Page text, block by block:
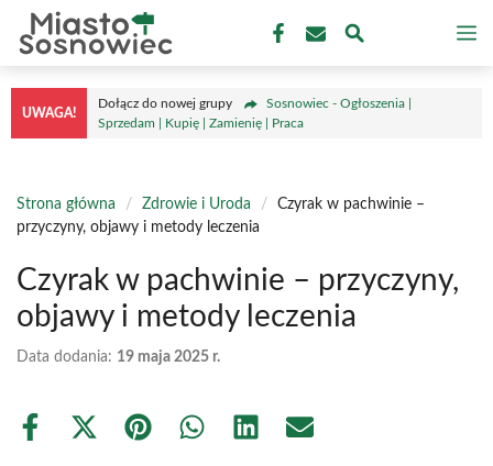
Przejdź
treści
UWAGA!
Dołącz do nowej grupy
Sosnowiec - Ogłoszenia |
Sprzedam | Kupię | Zamienię | Praca
Strona główna / Zdrowie i Uroda /
Czyrak w pachwinie –
przyczyny, objawy i metody leczenia
Czyrak w pachwinie – przyczyny,
objawy i metody leczenia
Data dodania: 19 maja 2025 r.
Share
Share Share Share Share Share